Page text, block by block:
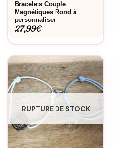
Bracelets Couple
Magnétiques Rond à
personnaliser
27,99€
RUPTURE DE STOCK